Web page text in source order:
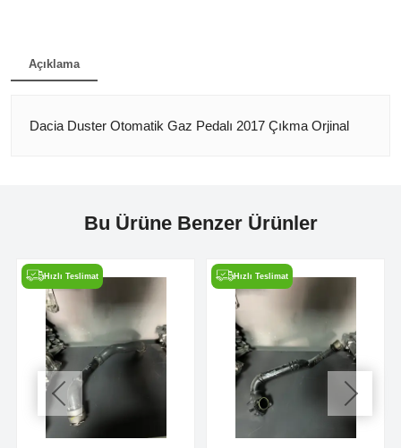
Açıklama
Dacia Duster Otomatik Gaz Pedalı 2017 Çıkma Orjinal
Bu Ürüne Benzer Ürünler
Hızlı Teslimat Hızlı Teslimat